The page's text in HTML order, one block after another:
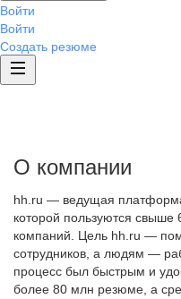
Войти
Войти
Создать резюме
О компании
hh.ru — ведущая платформа
которой пользуются свыше
компаний. Цель hh.ru —
сотрудников, а людям —
процесс был быстрым и
более 80 млн резюме, а